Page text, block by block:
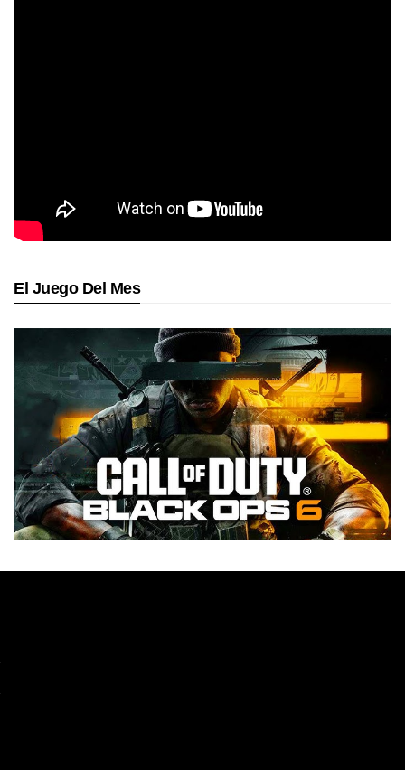
El Juego Del Mes